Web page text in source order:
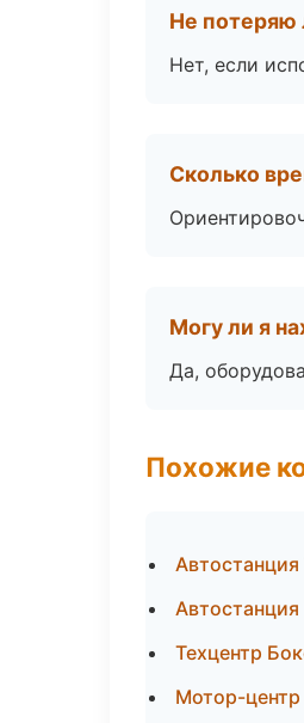
Не потеряю
Нет, если
Сколько
Могу ли я
Да,
Похожие
Техцентр
Мотор-